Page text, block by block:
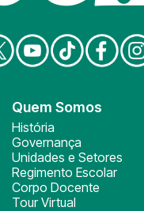
Quem Somos
História
Governança
Unidades e Setores
Regimento Escolar
Corpo Docente
Tour Virtual